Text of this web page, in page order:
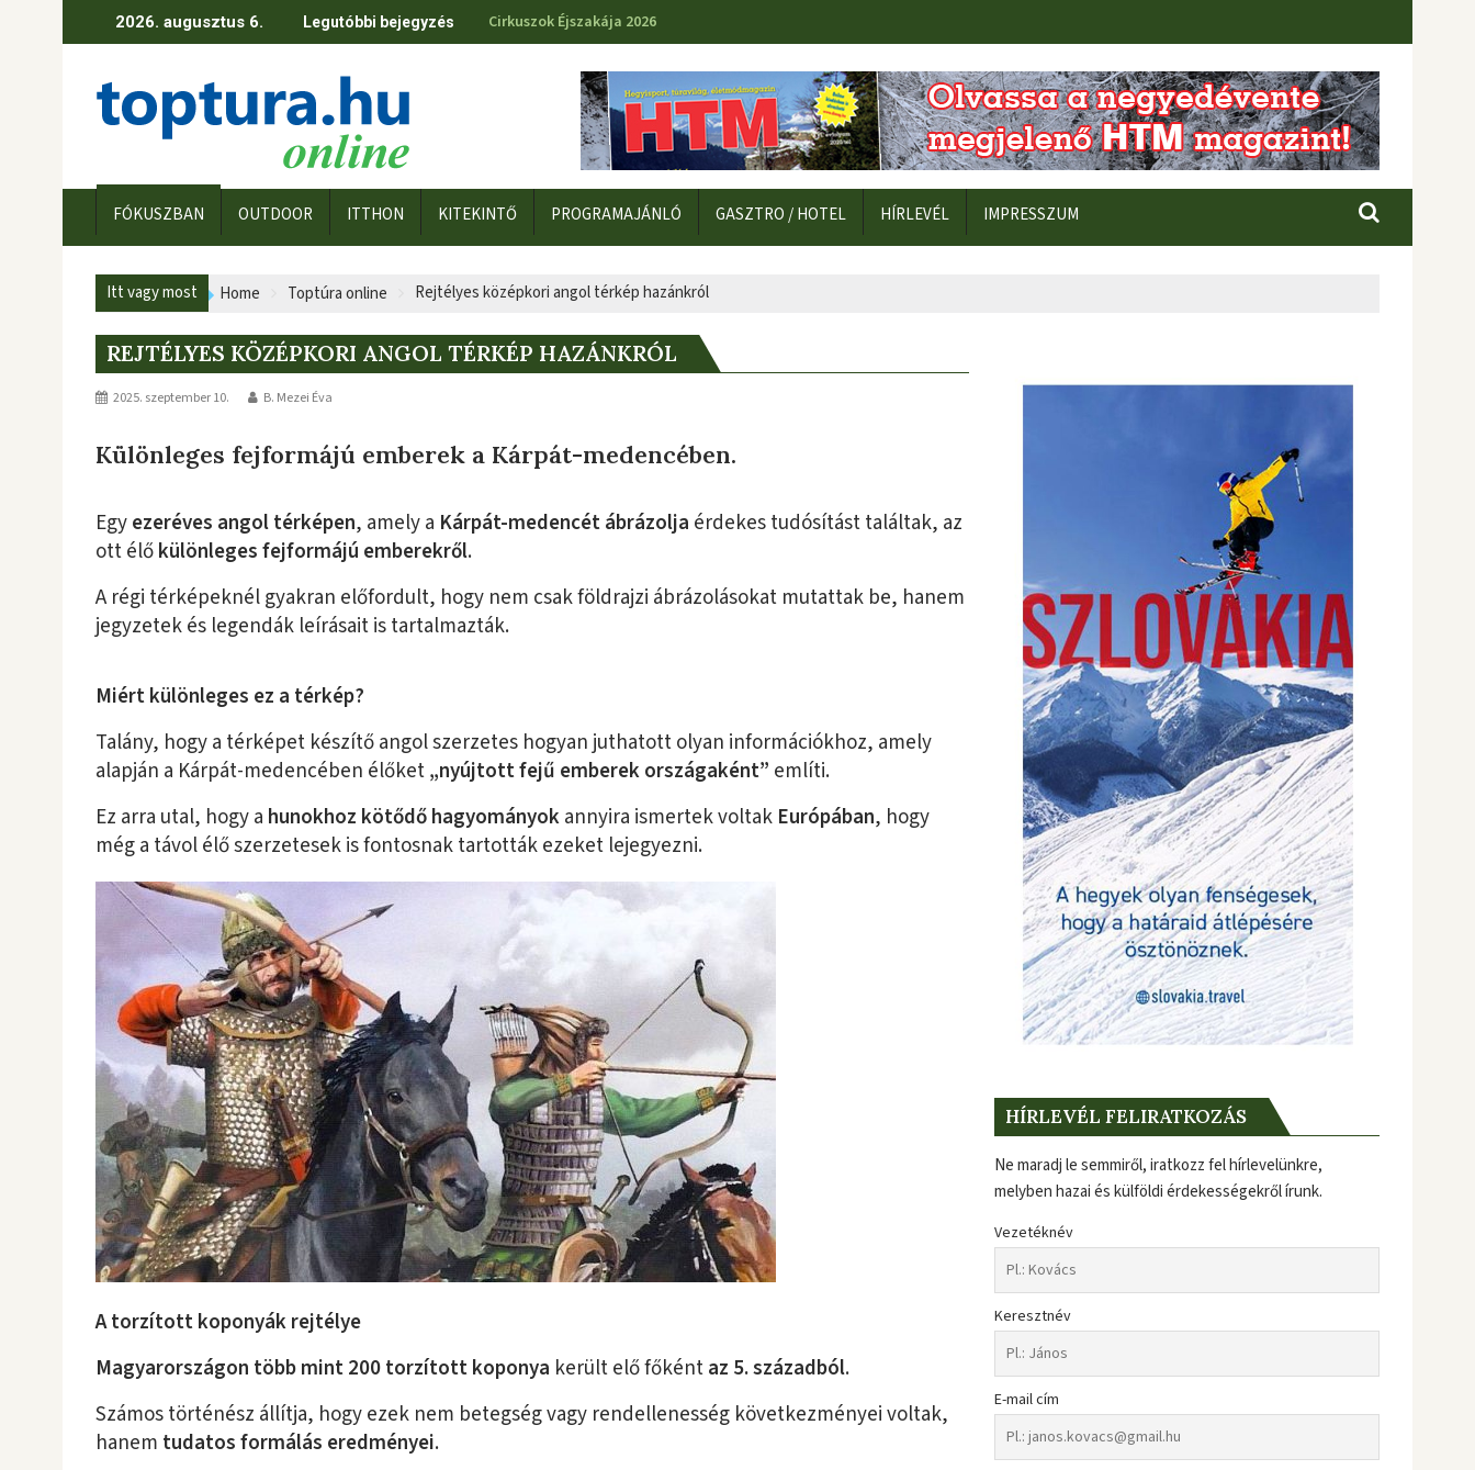
2026. augusztus 6. Legutóbbi bejegyzés Cirkuszok Éjszakája 2026
FÓKUSZBAN OUTDOOR ITTHON KITEKINTŐ PROGRAMAJÁNLÓ GASZTRO / HOTEL HÍRLEVÉL IMPRESSZUM
Itt vagy most Home Toptúra online Rejtélyes középkori angol térkép hazánkról
REJTÉLYES KÖZÉPKORI ANGOL TÉRKÉP HAZÁNKRÓL
2025. szeptember 10. B. Mezei Éva
Különleges fejformájú emberek a Kárpát-medencében.
Egyezeréves angol térképen, amely a Kárpát-medencét ábrázolja érdekes tudósítást találtak, az
ott élőkülönleges fejformájú emberekről.
A régi térképeknél gyakran előfordult, hogy nem csak földrajzi ábrázolásokat mutattak be, hanem
jegyzetek és legendák leírásait is tartalmazták.
Miért különleges ez a térkép?
Talány, hogy a térképet készítő angol szerzetes hogyan juthatott olyan információkhoz, amely
alapján a Kárpát-medencében élőket„nyújtott fejű emberek országaként” említi.
Ez arra utal, hogy a hunokhoz kötődő hagyományokannyira ismertek voltak Európában, hogy
még a távol élő szerzetesek is fontosnak tartották ezeket lejegyezni.
A torzított koponyák rejtélye
Magyarországon több mint 200 torzított koponya került elő főkéntaz 5. századból.
Számos történész állítja, hogy ezek nem betegség vagy rendellenesség következményei voltak,
hanem tudatos formálás eredményei.
HÍRLEVÉL FELIRATKOZÁS
Ne maradj le semmiről, iratkozz fel hírlevelünkre,
melyben hazai és külföldi érdekességekről írunk.
Vezetéknév
Keresztnév
E-mail cím